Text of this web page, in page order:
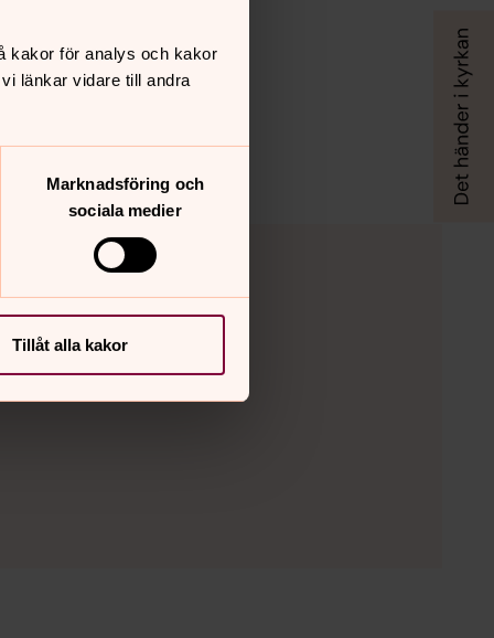
kakor för analys och kakor
länkar vidare till andra
Marknadsföring och
sociala medier
Tillåt alla kakor